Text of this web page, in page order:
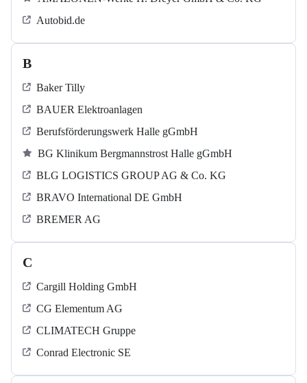
Autobid.de
B
Baker Tilly
BAUER Elektroanlagen
Berufsförderungswerk Halle gGmbH
BG Klinikum Bergmannstrost Halle gGmbH
BLG LOGISTICS GROUP AG & Co. KG
BRAVO International DE GmbH
BREMER AG
C
Cargill Holding GmbH
CG Elementum AG
CLIMATECH Gruppe
Conrad Electronic SE